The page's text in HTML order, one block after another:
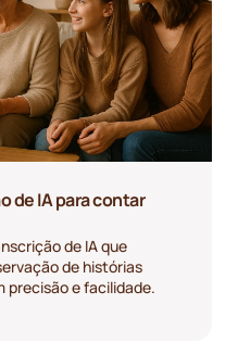
de IA para contar
de IA que
de histórias
precisão e facilidade.